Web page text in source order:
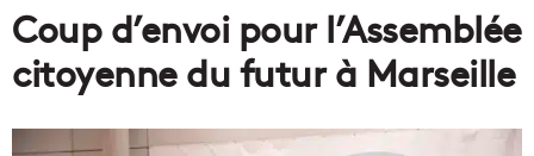
Coup d’envoi pour l’Assemblée
citoyenne du futur à Marseille